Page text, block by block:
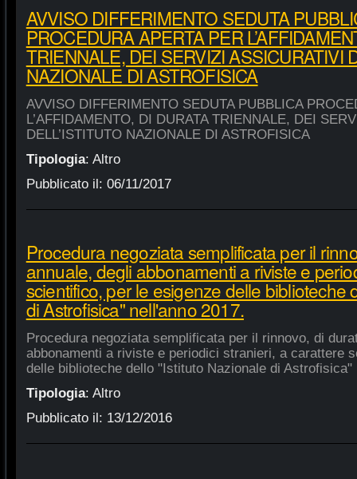
AVVISO DIFFERIMENTO SEDUTA
PROCEDURA APERTA PER
TRIENNALE, DEI SERVIZI ASSICURATIVI
NAZIONALE DI ASTROFISICA
AVVISO DIFFERIMENTO SEDUTA PUBBLICA
L’AFFIDAMENTO, DI DURATA TRIENNALE, DEI
DELL’ISTITUTO NAZIONALE DI ASTROFISICA
Tipologia: Altro
Pubblicato il: 06/11/2017
Procedura negoziata semplificata per il
annuale, degli abbonamenti a riviste e
scientifico, per le esigenze delle biblioteche
di Astrofisica" nell'anno 2017.
Procedura negoziata semplificata per il rinnovo, di
abbonamenti a riviste e periodici stranieri, a carattere
delle biblioteche dello "Istituto Nazionale di Astrofisica"
Tipologia: Altro
Pubblicato il: 13/12/2016